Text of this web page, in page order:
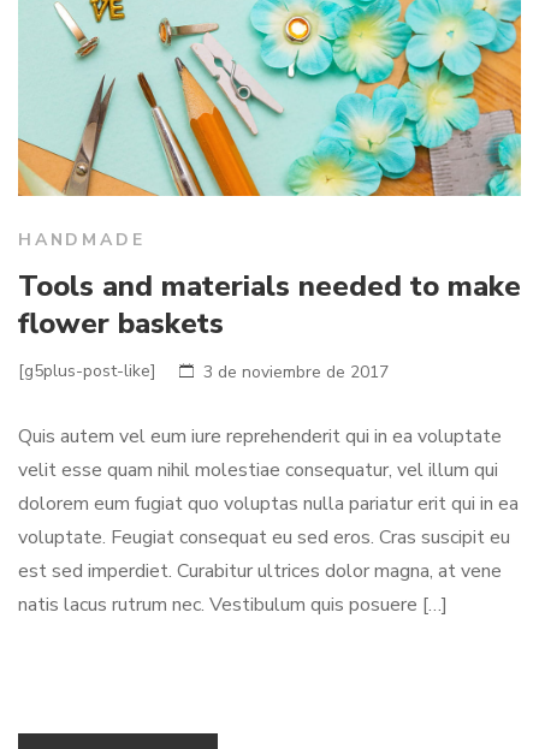
HANDMADE
Tools and materials needed to make
flower baskets
[g5plus-post-like] 3 de noviembre de 2017
Quis autem vel eum iure reprehenderit qui in ea voluptate
velit esse quam nihil molestiae consequatur, vel illum qui
dolorem eum fugiat quo voluptas nulla pariatur erit qui in ea
voluptate. Feugiat consequat eu sed eros. Cras suscipit eu
est sed imperdiet. Curabitur ultrices dolor magna, at vene
natis lacus rutrum nec. Vestibulum quis posuere […]